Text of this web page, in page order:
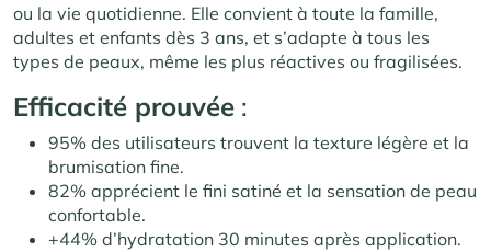
ou la vie quotidienne. Elle convient à toute la famille,
adultes et enfants dès 3 ans, et s’adapte à tous les
types de peaux, même les plus réactives ou fragilisées.
Efficacité prouvée :
95% des utilisateurs trouvent la texture légère et la
brumisation fine.
82% apprécient le fini satiné et la sensation de peau
confortable.
+44% d’hydratation 30 minutes après application.